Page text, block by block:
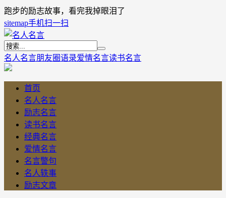
跑步的励志故事，看完我掉眼泪了
sitemap手机扫一扫
名人名言朋友圈语录爱情名言读书名言
首页
名人名言
励志名言
读书名言
经典名言
爱情名言
名言警句
名人轶事
励志文章